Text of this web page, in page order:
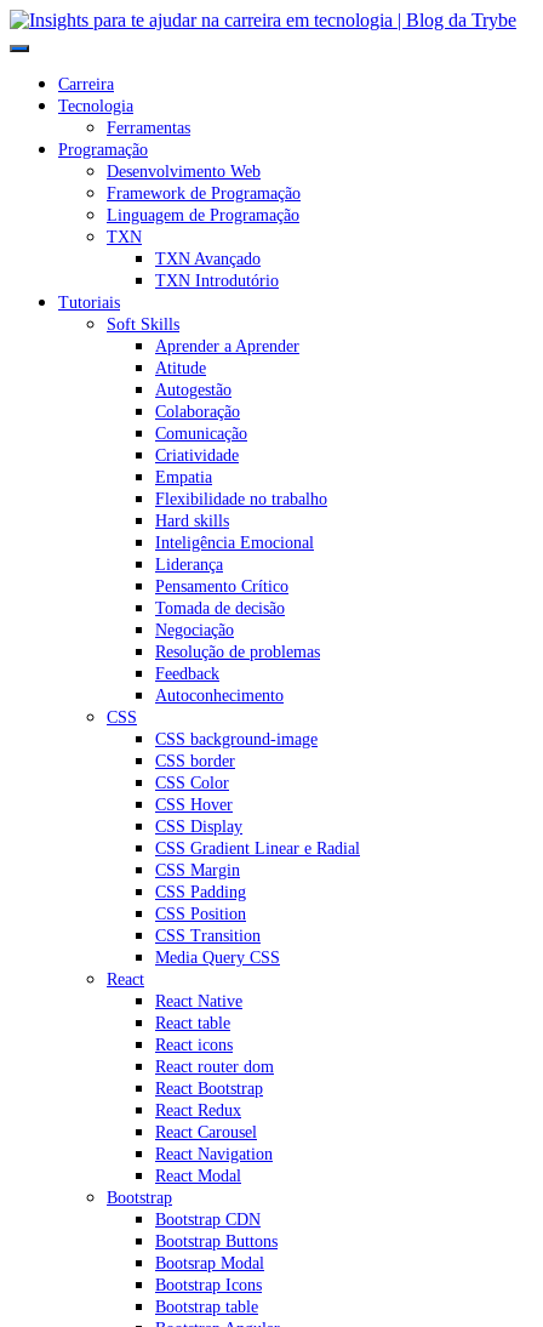
Carreira
Tecnologia
Ferramentas
Programação
Desenvolvimento Web
Framework de Programação
Linguagem de Programação
TXN
TXN Avançado
TXN Introdutório
Tutoriais
Soft Skills
Aprender a Aprender
Atitude
Autogestão
Colaboração
Comunicação
Criatividade
Empatia
Flexibilidade no trabalho
Hard skills
Inteligência Emocional
Liderança
Pensamento Crítico
Tomada de decisão
Negociação
Resolução de problemas
Feedback
Autoconhecimento
CSS
CSS background-image
CSS border
CSS Color
CSS Hover
CSS Display
CSS Gradient Linear e Radial
CSS Margin
CSS Padding
CSS Position
CSS Transition
Media Query CSS
React
React Native
React table
React icons
React router dom
React Bootstrap
React Redux
React Carousel
React Navigation
React Modal
Bootstrap
Bootstrap CDN
Bootstrap Buttons
Bootsrap Modal
Bootstrap Icons
Bootstrap table